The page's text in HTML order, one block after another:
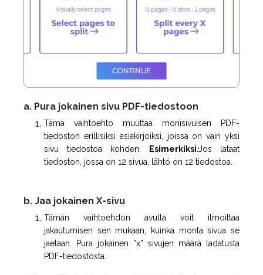
a. Pura jokainen sivu PDF-tiedostoon
Tämä vaihtoehto muuttaa monisivuisen PDF-
tiedoston erillisiksi asiakirjoiksi, joissa on vain yksi
sivu tiedostoa kohden.
Esimerkiksi:Jos lataat
tiedoston, jossa on 12 sivua, lähtö on 12 tiedostoa.
b. Jaa jokainen X-sivu
Tämän vaihtoehdon avulla voit ilmoittaa
jakautumisen sen mukaan, kuinka monta sivua se
jaetaan. Pura jokainen ”x” sivujen määrä ladatusta
PDF-tiedostosta.